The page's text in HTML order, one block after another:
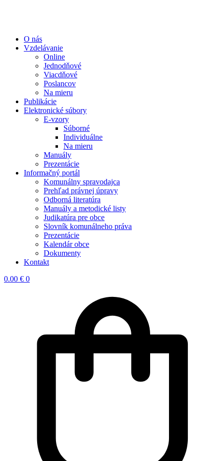
O nás
Vzdelávanie
Online
Jednodňové
Viacdňové
Poslancov
Na mieru
Publikácie
Elektronické súbory
E-vzory
Súborné
Individuálne
Na mieru
Manuály
Prezentácie
Informačný portál
Komunálny spravodajca
Prehľad právnej úpravy
Odborná literatúra
Manuály a metodické listy
Judikatúra pre obce
Slovník komunálneho práva
Prezentácie
Kalendár obce
Dokumenty
Kontakt
0.00 € 0